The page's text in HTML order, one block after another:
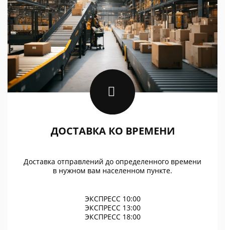
ДОСТАВКА КО ВРЕМЕНИ
Доставка отправлений до определенного времени
в нужном вам населенном пункте.
ЭКСПРЕСС 10:00
ЭКСПРЕСС 13:00
ЭКСПРЕСС 18:00